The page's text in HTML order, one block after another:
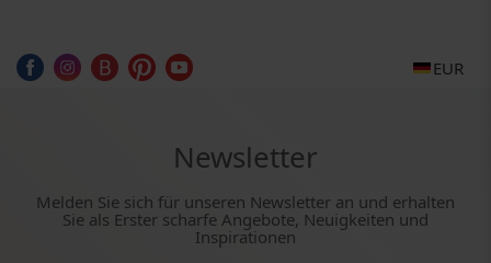
EUR
Newsletter
Melden Sie sich für unseren Newsletter an und erhalten
Sie als Erster scharfe Angebote, Neuigkeiten und
Inspirationen